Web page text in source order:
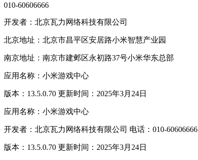
010-60606666
开发者：北京瓦力网络科技有限公司
北京地址：北京市昌平区安居路小米智慧产业园
南京地址：南京市建邺区永初路37号小米华东总部
应用名称：小米游戏中心
版本：13.5.0.70 更新时间：2025年3月24日
应用名称：小米游戏中心
开发者：北京瓦力网络科技有限公司 电话：010-60606666
版本：13.5.0.70 更新时间：2025年3月24日